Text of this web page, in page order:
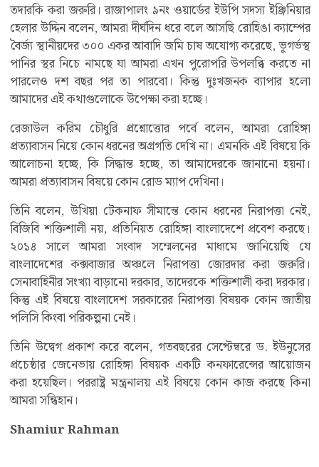
তদারকি করা জরুরি। রাজাপালং ৯নং ওয়ার্ডের ইউপি সদস্য ইঞ্জিনিয়ার
হেলার উদ্দিন বলেন, আমরা দীর্ঘদিন ধরে বলে আসছি রোহিঙা ক্যাম্পের
বৈর্জ্য স্থানীয়দের ৩০০ একর আবাদি জমি চাষ অযোগ্য করেছে, ভূগর্ভস্থ
পানির স্থর নিচে নামছে যা আমরা এখন পুরোপরি উপলব্ধি করতে না
পারলেও দশ বছর পর তা পারবো। কিন্তু দুঃখজনক ব্যাপার হলো
আমাদের এই কথাগুলোকে উপেক্ষা করা হচ্ছে।
রেজাউল করিম চৌধুরি প্রশ্নোত্তোর পর্বে বলেন, আমরা রোহিঙ্গা
প্রত্যাবাসন নিয়ে কোন ধরনের অগ্রগতি দেখি না। এমনকি এই বিষয়ে কি
আলোচনা হচ্ছে, কি সিদ্ধান্ত হচ্ছে, তা আমাদেরকে জানানো হয়না।
আমরা প্রত্যাবাসন বিষয়ে কোন রোড ম্যাপ দেখিনা।
তিনি বলেন, উখিয়া টেকনাফ সীমান্তে কোন ধরনের নিরাপত্তা নেই,
বিজিবি শক্তিশালী নয়, প্রতিনিয়ত রোহিঙ্গা বাংলাদেশে প্রবেশ করছে।
২০১৪ সালে আমরা সংবাদ সম্মেলনের মাধ্যমে জানিয়েছি যে
বাংলাদেশের কক্সবাজার অঞ্চলে নিরাপত্তা জোরদার করা জরুরি।
সেনাবাহিনীর সংখ্যা বাড়ানো দরকার, তাদেরকে শক্তিশালী করা দরকার।
কিন্তু এই বিষয়ে বাংলাদেশ সরকারের নিরাপত্তা বিষয়ক কোন জাতীয়
পলিসি কিংবা পরিকল্পনা নেই।
তিনি উদ্বেগ প্রকাশ করে বলেন, গতবছরের সেপ্টেম্বরে ড. ইউনুসের
প্রচেষ্ঠার জেনেভায় রোহিঙ্গা বিষয়ক একটি কনফারেন্সের আয়োজন
করা হয়েছিল। পররাষ্ট্র মন্ত্রনালয় এই বিষয়ে কোন কাজ করছে কিনা
আমরা সন্ধিহান।
Shamiur Rahman